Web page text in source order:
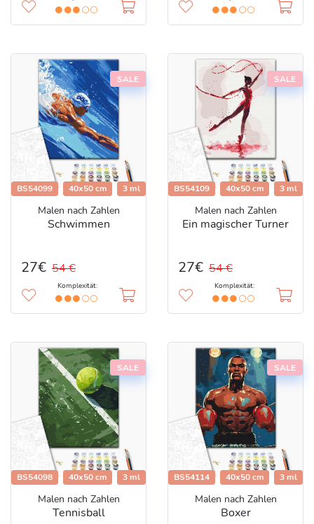
SALE
BS54099 40x50 cm 3 ml
Malen nach Zahlen
Schwimmen
27€ 54 €
Komplexität:
SALE
BS54109 40x50 cm 3 ml
Malen nach Zahlen
Ein magischer Turner
27€ 54 €
Komplexität:
SALE
BS54098 40x50 cm 3 ml
Malen nach Zahlen
Tennisball
SALE
BS54114 40x50 cm 3 ml
Malen nach Zahlen
Boxer